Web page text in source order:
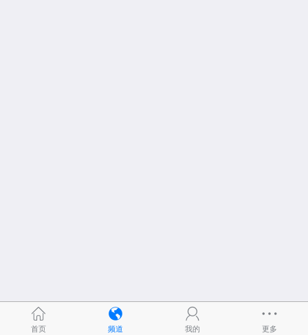
首页 频道 我的 更多